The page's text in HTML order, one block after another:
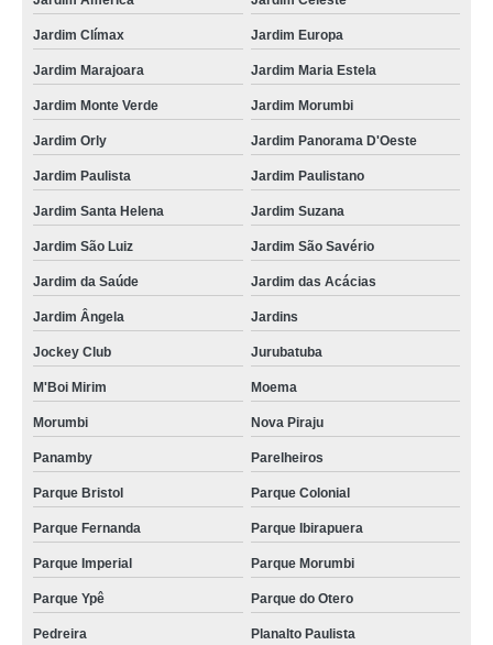
fornecedor de piso vinílico tarkett cinnamon Planalto Paulista
fornecedor de piso vinílico tarkett click Brooklin Paulista
custo de piso vinílico tarkett bétula Higienópolis
fornecedor de piso vinílico tarkett branco São Mateus
piso vinílico tarkett branco Jd São joão
fornecedor de piso vinílico tarkett lavanda Jardim Tietê
piso vinílico tarkett lavanda Zona Leste
fornecedor de piso vinílico tarkett ambienta bétula Aricanduva
fornecedor de piso vinílico tarkett clicado Parque Colonial
custo de piso vinílico tarkett click Alvarenga
piso vinílico tarkett cinnamon Vila Gumercindo
custo de piso vinílico tarkett click Cidade Centenário
fornecedor de piso vinílico tarkett lavanda Vila Nova York
custo de piso vinílico tarkett cinnamon Vila Olímpia
custo de piso vinílico tarkett clicado Vila Santo Estéfano
Jardim Clímax Jardim Europa
Jardim Marajoara Jardim Maria Estela
Jardim Monte Verde Jardim Morumbi
Jardim Orly Jardim Panorama D'Oeste
Jardim Paulista Jardim Paulistano
Jardim Santa Helena Jardim Suzana
Jardim São Luiz Jardim São Savério
Jardim da Saúde Jardim das Acácias
Jardim Ângela Jardins
Jockey Club Jurubatuba
M'Boi Mirim Moema
Morumbi Nova Piraju
Panamby Parelheiros
Parque Bristol Parque Colonial
Parque Fernanda Parque Ibirapuera
Parque Imperial Parque Morumbi
Parque Ypê Parque do Otero
Pedreira Planalto Paulista